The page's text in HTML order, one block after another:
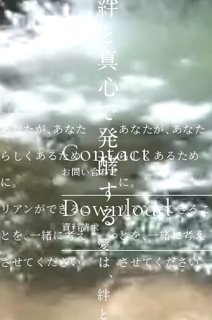
あなたが、あなた
らしくあるため
に。
リアンができるこ
とを、一緒に考え
させてください。
あなたが、あなた
らしくあるため
に。
リアンができるこ
とを、一緒に考え
させてください。
Contact
お問い合わせ
Download
資料請求